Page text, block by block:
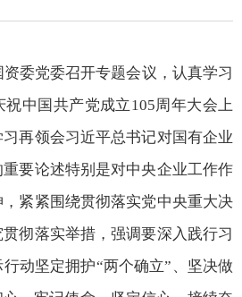
委党委召开专题会议，认真学习
中国共产党成立105周年大会上
再领会习近平总书记对国有企业
要论述特别是对中央企业工作作
紧紧围绕贯彻落实党中央重大决
彻落实举措，强调要深入践行习
动坚定拥护“两个确立”、坚决做